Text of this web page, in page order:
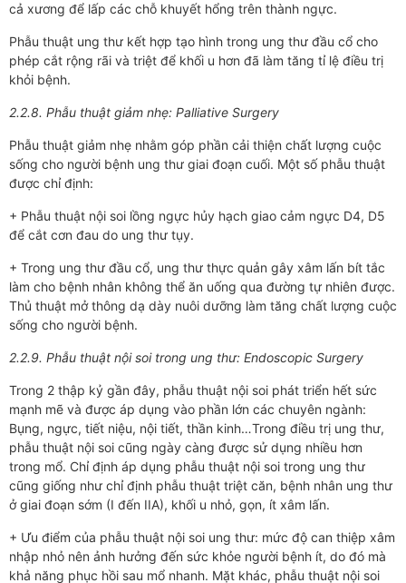
cả xương để lấp các chỗ khuyết hổng trên thành ngực.
Phẫu thuật ung thư kết hợp tạo hình trong ung thư đầu cổ cho
phép cắt rộng rãi và triệt để khối u hơn đã làm tăng tỉ lệ điều trị
khỏi bệnh.
2.2.8. Phẫu thuật giảm nhẹ: Palliative Surgery
Phẫu thuật giảm nhẹ nhằm góp phần cải thiện chất lượng cuộc
sống cho người bệnh ung thư giai đoạn cuối. Một số phẫu thuật
được chỉ định:
+ Phẫu thuật nội soi lồng ngực hủy hạch giao cảm ngực D4, D5
để cắt cơn đau do ung thư tụy.
+ Trong ung thư đầu cổ, ung thư thực quản gây xâm lấn bít tắc
làm cho bệnh nhân không thể ăn uống qua đường tự nhiên được.
Thủ thuật mở thông dạ dày nuôi dưỡng làm tăng chất lượng cuộc
sống cho người bệnh.
2.2.9. Phẫu thuật nội soi trong ung thư: Endoscopic Surgery
Trong 2 thập kỷ gần đây, phẫu thuật nội soi phát triển hết sức
mạnh mẽ và được áp dụng vào phần lớn các chuyên ngành:
Bụng, ngực, tiết niệu, nội tiết, thần kinh…Trong điều trị ung thư,
phẫu thuật nội soi cũng ngày càng được sử dụng nhiều hơn
trong mổ. Chỉ định áp dụng phẫu thuật nội soi trong ung thư
cũng giống như chỉ định phẫu thuật triệt căn, bệnh nhân ung thư
ở giai đoạn sớm (I đến IIA), khối u nhỏ, gọn, ít xâm lấn.
+ Ưu điểm của phẫu thuật nội soi ung thư: mức độ can thiệp xâm
nhập nhỏ nên ảnh hưởng đến sức khỏe người bệnh ít, do đó mà
khả năng phục hồi sau mổ nhanh. Mặt khác, phẫu thuật nội soi